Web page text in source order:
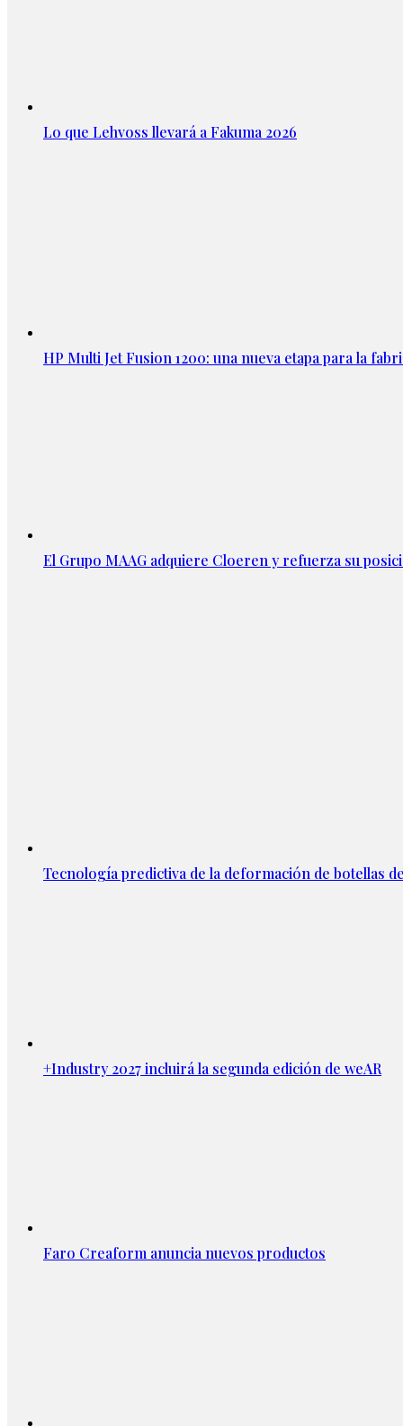
Lo que Lehvoss llevará a Fakuma 2026
HP Multi Jet Fusion 1200: una nueva etapa para la
El Grupo MAAG adquiere Cloeren y refuerza su
Tecnología predictiva de la deformación de botellas
+Industry 2027 incluirá la segunda edición de weAR
Faro Creaform anuncia nuevos productos